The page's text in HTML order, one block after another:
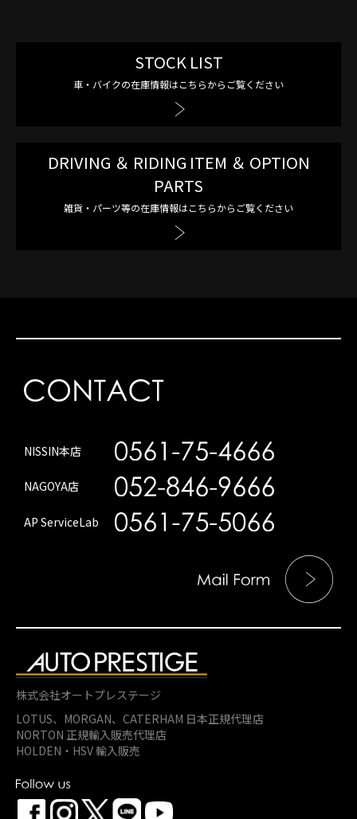
STOCK LIST
車・バイクの在庫情報はこちらからご覧ください
DRIVING ＆ RIDING ITEM ＆ OPTION
PARTS
雑貨・パーツ等の在庫情報はこちらからご覧ください
NISSIN本店
NAGOYA店
AP ServiceLab
株式会社オートプレステージ
LOTUS、MORGAN、 CATERHAM 日本正規代理店
NORTON 正規輸入販売代理店
HOLDEN・HSV 輸入販売